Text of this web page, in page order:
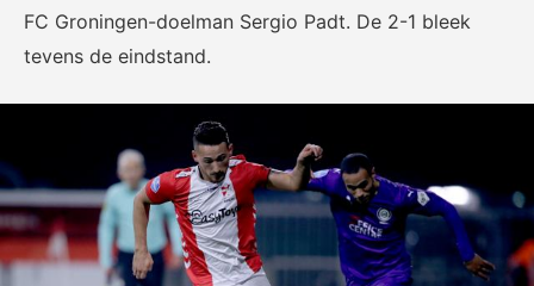
bestuurders in het
amateurvoetbal.
FC Groningen-doelman Sergio Padt. De 2-1 bleek
tevens de eindstand.